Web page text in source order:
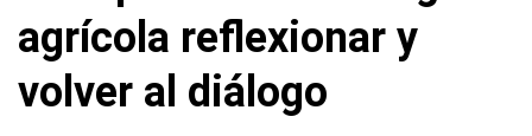
agrícola reflexionar y
volver al diálogo